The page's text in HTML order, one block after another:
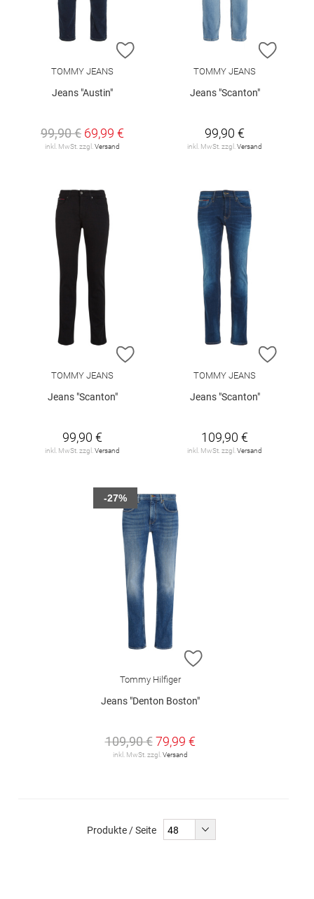
ZUR WUNSCHLISTE HINZUFÜGEN
TOMMY JEANS
Jeans "Austin"
99,90 € 69,99 €
inkl. MwSt. zzgl. Versand
ZUR
TOMMY JEANS
Jeans "Scanton"
99,90 €
inkl. MwSt. zzgl. Versand
ZUR WUNSCHLISTE HINZUFÜGEN
TOMMY JEANS
Jeans "Scanton"
99,90 €
inkl. MwSt. zzgl. Versand
ZUR
TOMMY JEANS
Jeans "Scanton"
109,90 €
inkl. MwSt. zzgl. Versand
ZUR WUNSCHLISTE
Tommy Hilfiger
Jeans "Denton Boston"
109,90 € 79,99 €
inkl. MwSt. zzgl. Versand
-27%
Produkte / Seite